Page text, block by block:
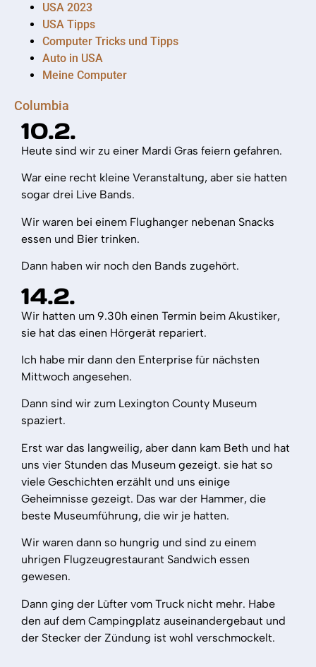
USA 2023
USA Tipps
Computer Tricks und Tipps
Auto in USA
Meine Computer
Columbia
10.2.
Heute sind wir zu einer Mardi Gras feiern gefahren.
War eine recht kleine Veranstaltung, aber sie hatten
sogar drei Live Bands.
Wir waren bei einem Flughanger nebenan Snacks
essen und Bier trinken.
Dann haben wir noch den Bands zugehört.
14.2.
Wir hatten um 9.30h einen Termin beim Akustiker,
sie hat das einen Hörgerät repariert.
Ich habe mir dann den Enterprise für nächsten
Mittwoch angesehen.
Dann sind wir zum Lexington County Museum
spaziert.
Erst war das langweilig, aber dann kam Beth und hat
uns vier Stunden das Museum gezeigt. sie hat so
viele Geschichten erzählt und uns einige
Geheimnisse gezeigt. Das war der Hammer, die
beste Museumführung, die wir je hatten.
Wir waren dann so hungrig und sind zu einem
uhrigen Flugzeugrestaurant Sandwich essen
gewesen.
Dann ging der Lüfter vom Truck nicht mehr. Habe
den auf dem Campingplatz auseinandergebaut und
der Stecker der Zündung ist wohl verschmockelt.